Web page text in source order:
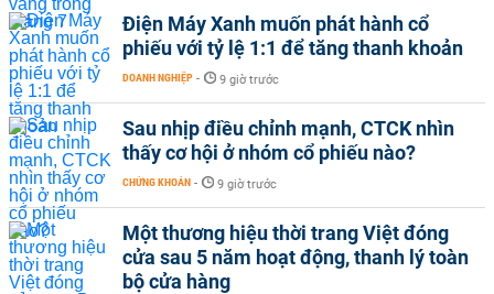
Điện Máy Xanh muốn phát hành cổ
phiếu với tỷ lệ 1:1 để tăng thanh khoản
DOANH NGHIỆP - 9 giờ trước
Sau nhịp điều chỉnh mạnh, CTCK nhìn
thấy cơ hội ở nhóm cổ phiếu nào?
CHỨNG KHOÁN - 9 giờ trước
Một thương hiệu thời trang Việt đóng
cửa sau 5 năm hoạt động, thanh lý toàn
bộ cửa hàng